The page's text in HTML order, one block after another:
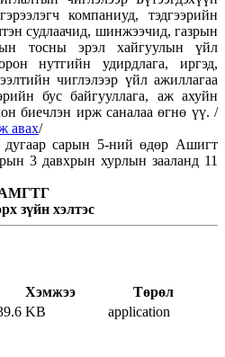
компаниуд, тэдгээрийн
судлаачид, шинжээчид, газрын
тосны эрэл хайгуулын үйл
нутгийн удирдлага, иргэд,
чиглэлээр үйл ажиллагаа
бус байгууллага, аж ахуйн
биечлэн ирж саналаа өгнө үү. /
авах/
сарын 5-ний өдөр Ашигт
3 давхрын хурлын зааланд 11
зүйн хэлтэс
Хэмжээ
Төрөл
KB application